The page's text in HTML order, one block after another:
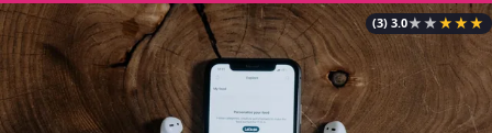
★
★
★
★
★
3.0
(3)